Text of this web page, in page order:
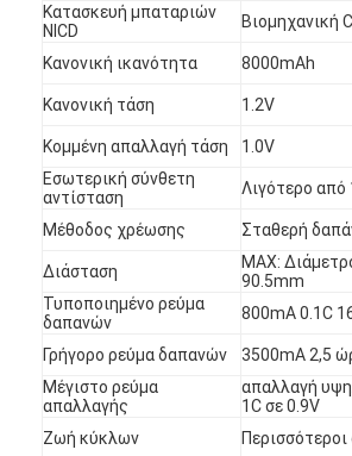
Κατασκευή μπαταριών
NICD
Βιομηχανική
Κανονική ικανότητα 8000mAh
Κανονική τάση 1.2V
Κομμένη απαλλαγή τάση
1.0V
Εσωτερική σύνθετη
αντίσταση
Λιγότερο
Μέθοδος χρέωσης Σταθερή
Διάσταση
MAX:
90.5mm
Τυποποιημένο ρεύμα
δαπανών
800mA 0.1C
Γρήγορο ρεύμα δαπανών
3500mA 2,5
Μέγιστο ρεύμα
απαλλαγής
απαλλαγή
1C σε 0.9V
Ζωή κύκλων